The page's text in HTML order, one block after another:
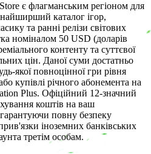
є флагманським регіоном для
каталог ігор,
та ранні релізи світових
номіналом 50 USD (доларів
контенту та суттєвої
цін. Даної суми достатньо
якої повноцінної гри рівня
купівлі річного абонемента на
Plus. Офіційний 12-значний
коштів на ваш
повну безпеку
іноземних банківських
третім особам.